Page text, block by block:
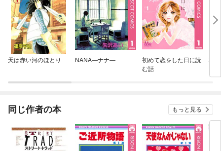
天は赤い河のほとり NANA—ナナ—
初めて恋をした日に読
む話
花
同じ作者の本 もっと見る